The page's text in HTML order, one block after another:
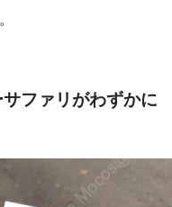
ファリがわずかに